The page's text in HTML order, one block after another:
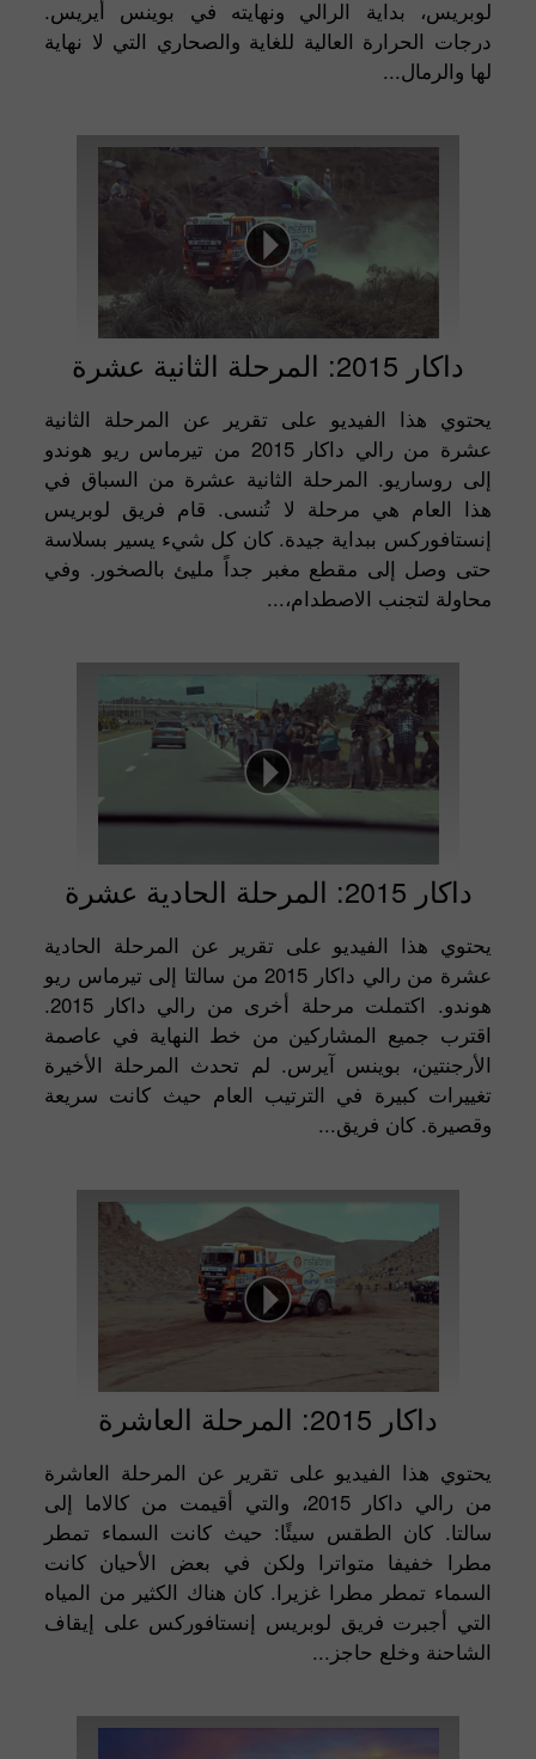
لوبريس، بداية الرالي ونهايته في بوينس أيريس.
درجات الحرارة العالية للغاية والصحاري التي لا نهاية
لها والرمال...
داكار 2015: المرحلة الثانية عشرة
يحتوي هذا الفيديو على تقرير عن المرحلة الثانية
عشرة من رالي داكار 2015 من تيرماس ريو هوندو
إلى روساريو. المرحلة الثانية عشرة من السباق في
هذا العام هي مرحلة لا تُنسى. قام فريق لوبريس
إنستافوركس ببداية جيدة. كان كل شيء يسير بسلاسة
حتى وصل إلى مقطع مغبر جداً مليئ بالصخور. وفي
محاولة لتجنب الاصطدام،...
داكار 2015: المرحلة الحادية عشرة
يحتوي هذا الفيديو على تقرير عن المرحلة الحادية
عشرة من رالي داكار 2015 من سالتا إلى تيرماس ريو
هوندو. اكتملت مرحلة أخرى من رالي داكار 2015.
اقترب جميع المشاركين من خط النهاية في عاصمة
الأرجنتين، بوينس آيرس. لم تحدث المرحلة الأخيرة
تغييرات كبيرة في الترتيب العام حيث كانت سريعة
وقصيرة. كان فريق...
داكار 2015: المرحلة العاشرة
يحتوي هذا الفيديو على تقرير عن المرحلة العاشرة
من رالي داكار 2015، والتي أقيمت من كالاما إلى
سالتا. كان الطقس سيئًا: حيث كانت السماء تمطر
مطرا خفيفا متواترا ولكن في بعض الأحيان كانت
السماء تمطر مطرا غزيرا. كان هناك الكثير من المياه
التي أجبرت فريق لوبريس إنستافوركس على إيقاف
الشاحنة وخلع حاجز...